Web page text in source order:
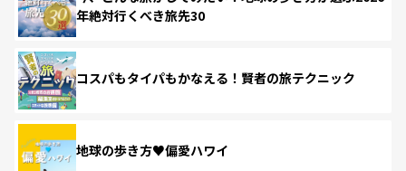
年絶対行くべき旅先30
コスパもタイパもかなえる！賢者の旅テクニック
地球の歩き方♥偏愛ハワイ